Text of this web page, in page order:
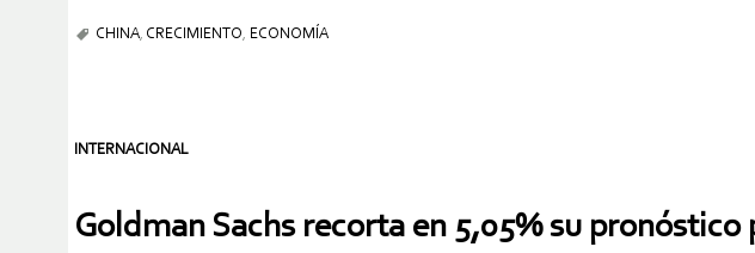
CHINA, CRECIMIENTO, ECONOMÍA
INTERNACIONAL
Goldman Sachs recorta en 5,05% su